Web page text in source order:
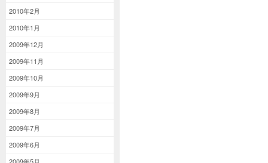
2010年2月
2010年1月
2009年12月
2009年11月
2009年10月
2009年9月
2009年8月
2009年7月
2009年6月